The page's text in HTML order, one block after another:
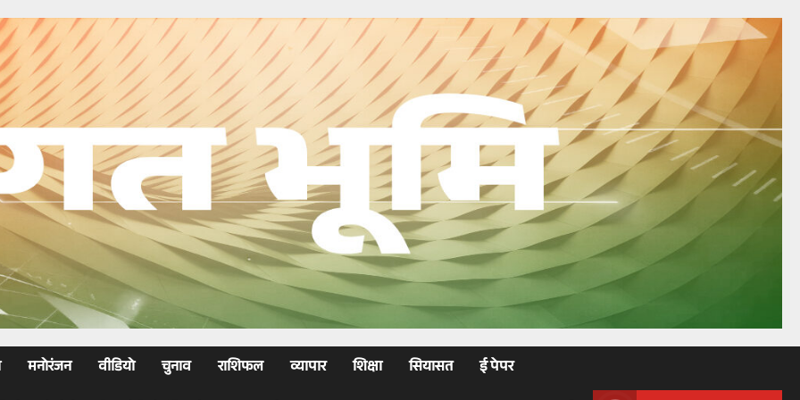
मनोरंजन वीडियो चुनाव राशिफल व्यापार शिक्षा सियासत
ई पेपर